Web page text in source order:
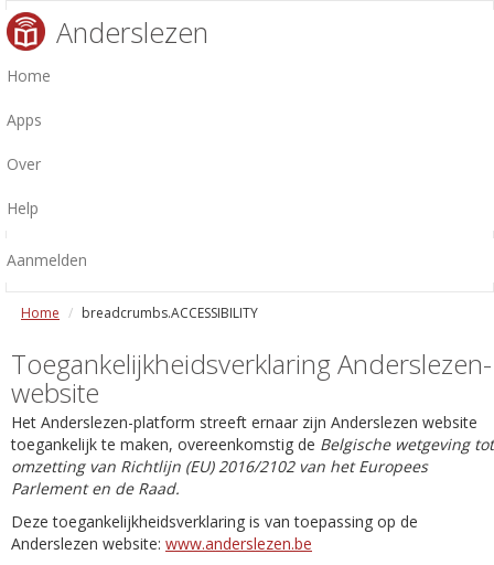
Anderslezen
Home
Apps
Over
Help
Aanmelden
Home breadcrumbs.ACCESSIBILITY
Toegankelijkheidsverklaring Anderslezen-
website
Het Anderslezen-platform streeft ernaar zijn Anderslezen website
toegankelijk te maken, overeenkomstig de Belgische wetgeving tot
omzetting van Richtlijn (EU) 2016/2102 van het Europees
Parlement en de Raad.
Deze toegankelijkheidsverklaring is van toepassing op de
Anderslezen website: www.anderslezen.be